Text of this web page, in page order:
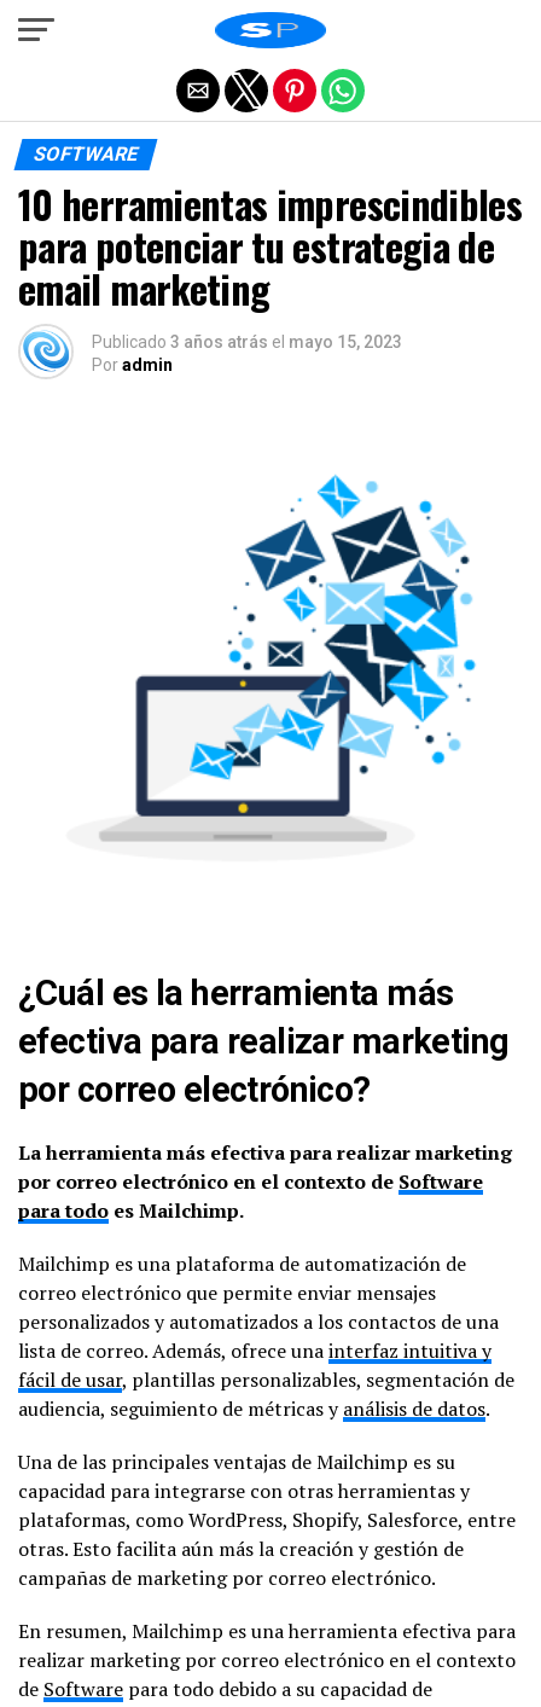
SOFTWARE
10 herramientas imprescindibles
para potenciar tu estrategia de
email marketing
Publicado 3 años atrás el mayo 15, 2023
Poradmin
¿Cuál es la herramienta más
efectiva para realizar marketing
por correo electrónico?
La herramienta más efectiva para realizar marketing
por correo electrónico en el contexto de Software
para todo es Mailchimp.
Mailchimp es una plataforma de automatización de
correo electrónico que permite enviar mensajes
personalizados y automatizados a los contactos de una
lista de correo. Además, ofrece unainterfaz intuitiva y
fácil de usar, plantillas personalizables, segmentación de
audiencia, seguimiento de métricas yanálisis de datos.
Una de las principales ventajas de Mailchimp es su
capacidad para integrarse con otras herramientas y
plataformas, como WordPress, Shopify, Salesforce, entre
otras. Esto facilita aún más la creación y gestión de
campañas de marketing por correo electrónico.
En resumen, Mailchimp es una herramienta efectiva para
realizar marketing por correo electrónico en el contexto
de Software para todo debido a su capacidad de
Salir de la versión móvil